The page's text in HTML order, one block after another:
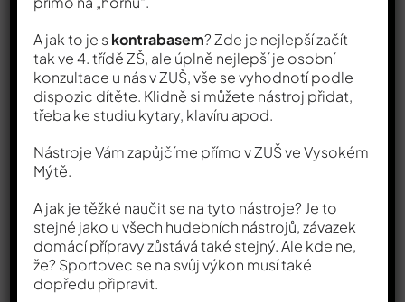
A jak to je s kontrabasem? Zde je nejlepší začít
tak ve 4. třídě ZŠ, ale úplně nejlepší je osobní
konzultace u nás v ZUŠ, vše se vyhodnotí podle
dispozic dítěte. Klidně si můžete nástroj přidat,
třeba ke studiu kytary, klavíru apod.
Nástroje Vám zapůjčíme přímo v ZUŠ ve Vysokém
Mýtě.
A jak je těžké naučit se na tyto nástroje? Je to
stejné jako u všech hudebních nástrojů, závazek
domácí přípravy zůstává také stejný. Ale kde ne,
že? Sportovec se na svůj výkon musí také
dopředu připravit.